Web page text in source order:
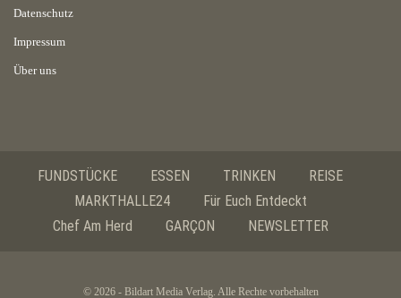
Datenschutz
Impressum
Über uns
FUNDSTÜCKE ESSEN TRINKEN
REISE
MARKTHALLE24
Für Euch Entdeckt
Chef Am Herd
GARÇON NEWSLETTER
© 2026 - Bildart Media Verlag. Alle Rechte vorbehalten